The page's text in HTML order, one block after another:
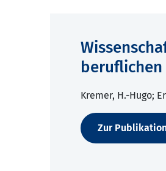
Kremer, H.-Hugo;
Zur